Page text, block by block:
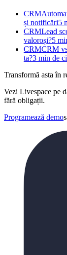
CRM
și notificări5
CRMLead
valoroși?5
CRMCRM
ta?3 min de
Transformă asta în
Vezi Livespace pe
fără obligații.
Programează demo